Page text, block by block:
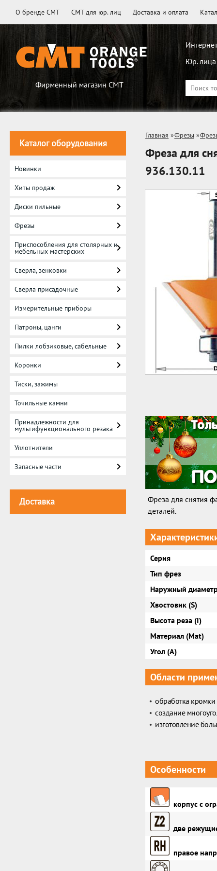
О бренде CMT CMT для юр. лиц Доставка и оплата
Фирменный магазин CMT
Юр. лица
Каталог оборудования
Новинки
Хиты продаж
Диски пильные
Фрезы
Приспособления для столярных и
мебельных мастерских
Сверла, зенковки
Сверла присадочные
Измерительные приборы
Патроны, цанги
Пилки лобзиковые, сабельные
Коронки
Тиски, зажимы
Точильные камни
Принадлежности для
мультифункционального резака
Уплотнители
Запасные части
Доставка
Главная »Фрезы »
Фреза для
936.130.11
Фреза для снятия
деталей.
Серия
Тип фрез
Наружный
Хвостовик (S)
Высота реза (I)
Материал (Mat)
Угол (A)
Области
обработка кромки
создание
изготовление
Особенности
корпус с
две
правое